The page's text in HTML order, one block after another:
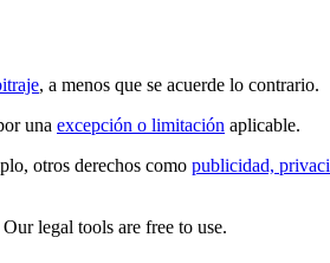
, a menos que se acuerde lo contrario.
una excepción o limitación aplicable.
otros derechos como publicidad,
legal tools are free to use.